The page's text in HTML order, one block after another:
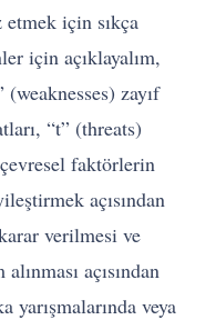
için sıkça
için açıklayalım,
zayıf
“t” (threats)
faktörlerin
açısından
verilmesi ve
açısından
veya